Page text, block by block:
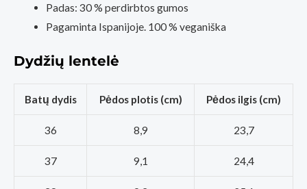
Padas: 30 % perdirbtos gumos
Pagaminta Ispanijoje. 100 % veganiška
Dydžių lentelė
Batų dydis Pėdos plotis (cm) Pėdos ilgis (cm)
36 8,9 23,7
37 9,1 24,4